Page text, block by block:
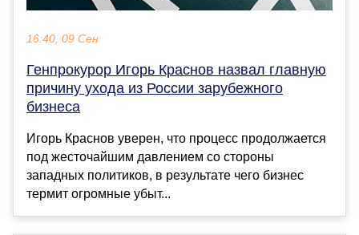
16:40, 09 Сен
Генпрокурор Игорь Краснов назвал главную
причину ухода из России зарубежного
бизнеса
Игорь Краснов уверен, что процесс продолжается
под жесточайшим давлением со стороны
западных политиков, в результате чего бизнес
термит огромные убыт...